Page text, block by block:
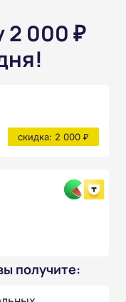
2 000 ₽
скидка: 2 000 ₽
получите: